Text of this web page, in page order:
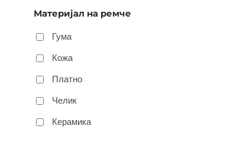
Материјал на ремче
Гума
Кожа
Платно
Челик
Керамика